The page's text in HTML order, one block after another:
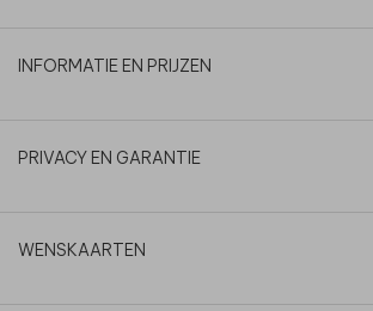
INFORMATIE EN PRIJZEN
PRIVACY EN GARANTIE
WENSKAARTEN